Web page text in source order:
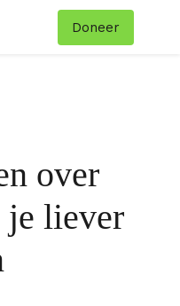
Doneer
over
je liever